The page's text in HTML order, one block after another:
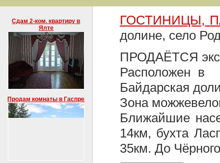
Сдам 2-ком. квартиру в
Ялте
Продам комнаты в Гаспре
ГОСТИНИЦЫ,
долине, село
ПРОДАЁТСЯ
Расположен в
Байдарская
Зона
Ближайшие
14км, бухта
35км. До